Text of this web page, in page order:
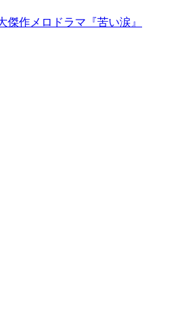
作メロドラマ『苦い涙』